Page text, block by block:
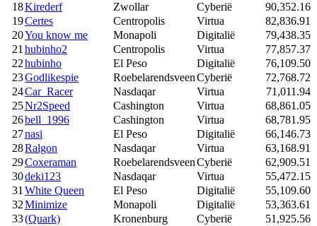
18Kirederf Zwollar Cyberië
90,352.16
19Certes Centropolis Virtua
82,836.91
20You know me Monapoli Digitalië
79,438.35
21hubinho2 Centropolis Virtua
77,857.37
22hubinho El Peso Digitalië
76,109.50
23Godlikespie RoebelarendsveenCyberië
72,768.72
24Car_Racer Nasdaqar Virtua
71,011.94
25Nr2Speed Cashington Virtua
68,861.05
26bell_1996 Cashington Virtua
68,781.95
27nasi El Peso Digitalië
66,146.73
28Ralgon Nasdaqar Virtua
63,168.91
29Coxeraman RoebelarendsveenCyberië
62,909.51
30deki123 Nasdaqar Virtua
55,472.15
31White Queen El Peso Digitalië
55,109.60
32Minimize Monapoli Digitalië
53,363.61
33(Quark) Kronenburg Cyberië
51,925.56